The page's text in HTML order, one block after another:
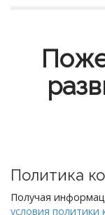
Политика
Получая
условия политики